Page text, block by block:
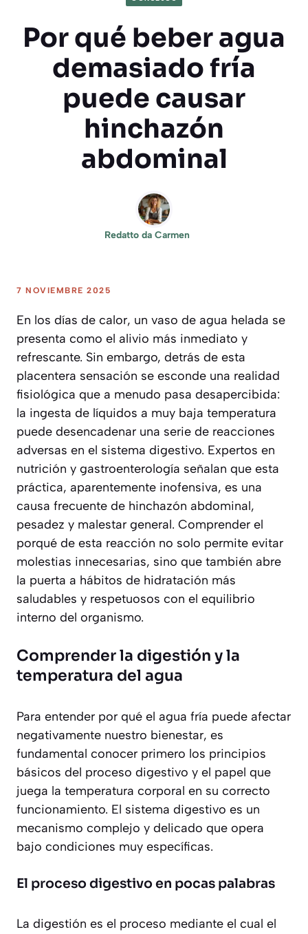
Por qué beber agua
demasiado fría
puede causar
hinchazón
abdominal
Redatto da Carmen
7 NOVIEMBRE 2025
En los días de calor, un vaso de agua helada se
presenta como el alivio más inmediato y
refrescante. Sin embargo, detrás de esta
placentera sensación se esconde una realidad
fisiológica que a menudo pasa desapercibida:
la ingesta de líquidos a muy baja temperatura
puede desencadenar una serie de reacciones
adversas en el sistema digestivo. Expertos en
nutrición y gastroenterología señalan que esta
práctica, aparentemente inofensiva, es una
causa frecuente de hinchazón abdominal,
pesadez y malestar general. Comprender el
porqué de esta reacción no solo permite evitar
molestias innecesarias, sino que también abre
la puerta a hábitos de hidratación más
saludables y respetuosos con el equilibrio
interno del organismo.
Comprender la digestión y la
temperatura del agua
Para entender por qué el agua fría puede afectar
negativamente nuestro bienestar, es
fundamental conocer primero los principios
básicos del proceso digestivo y el papel que
juega la temperatura corporal en su correcto
funcionamiento. El sistema digestivo es un
mecanismo complejo y delicado que opera
bajo condiciones muy específicas.
El proceso digestivo en pocas palabras
La digestión es el proceso mediante el cual el